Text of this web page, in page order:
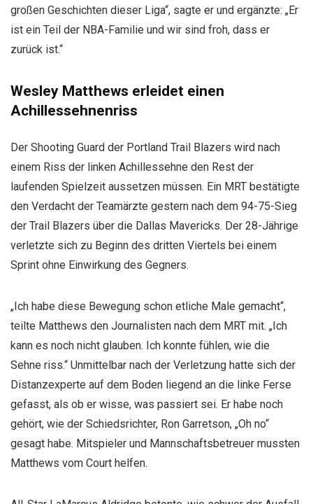
großen Geschichten dieser Liga“, sagte er und ergänzte: „Er
ist ein Teil der NBA-Familie und wir sind froh, dass er
zurück ist.“
Wesley Matthews erleidet einen
Achillessehnenriss
Der Shooting Guard der Portland Trail Blazers wird nach
einem Riss der linken Achillessehne den Rest der
laufenden Spielzeit aussetzen müssen. Ein MRT bestätigte
den Verdacht der Teamärzte gestern nach dem 94-75-Sieg
der Trail Blazers über die Dallas Mavericks. Der 28-Jährige
verletzte sich zu Beginn des dritten Viertels bei einem
Sprint ohne Einwirkung des Gegners.
„Ich habe diese Bewegung schon etliche Male gemacht“,
teilte Matthews den Journalisten nach dem MRT mit. „Ich
kann es noch nicht glauben. Ich konnte fühlen, wie die
Sehne riss.“ Unmittelbar nach der Verletzung hatte sich der
Distanzexperte auf dem Boden liegend an die linke Ferse
gefasst, als ob er wisse, was passiert sei. Er habe noch
gehört, wie der Schiedsrichter, Ron Garretson, „Oh no“
gesagt habe. Mitspieler und Mannschaftsbetreuer mussten
Matthews vom Court helfen.